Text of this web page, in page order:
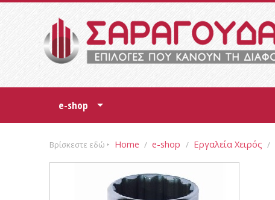
e-shop
Βρίσκεστε εδώ ‣ Home / e-shop / Εργαλεία Χειρός /